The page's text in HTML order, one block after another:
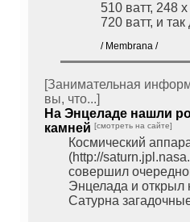
510 ватт, 248
720 ватт, и
/ Membrana /
[Занимательная
вы, что...]
На Энцеладе нашли
камней [смотреть на сайте]
Космический
(http://
совершил
Энцелада и открыл
Сатурна